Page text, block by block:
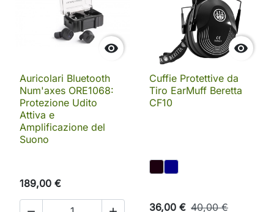

Auricolari Bluetooth
Num'axes ORE1068:
Protezione Udito
Attiva e
Amplificazione del
Suono
189,00 €

Cuffie Protettive da
Tiro EarMuff Beretta
CF10
36,00 € 40,00 €